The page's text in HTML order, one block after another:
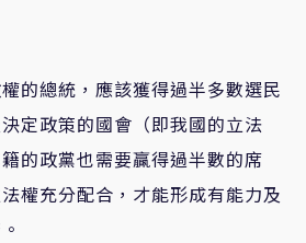
的總統，應該獲得過半多數選民
定政策的國會（即我國的立法
的政黨也需要贏得過半數的席
權充分配合，才能形成有能力及